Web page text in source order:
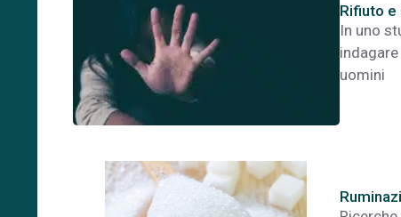
Rifiuto e
In uno
uomini